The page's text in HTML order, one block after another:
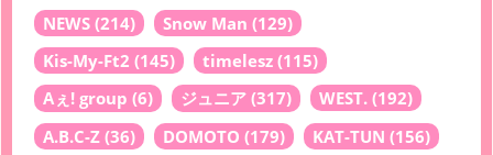
NEWS (214) Snow Man (129)
Kis-My-Ft2 (145) timelesz (115)
Aぇ! group (6) ジュニア (317) WEST. (192)
A.B.C-Z (36) DOMOTO (179) KAT-TUN (156)